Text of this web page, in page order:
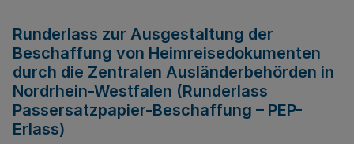
Runderlass zur Ausgestaltung der
Beschaffung von Heimreisedokumenten
durch die Zentralen Ausländerbehörden in
Nordrhein-Westfalen (Runderlass
Passersatzpapier-Beschaffung – PEP-
Erlass)